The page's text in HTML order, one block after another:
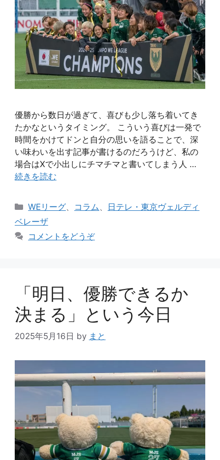
優勝から数日が過ぎて、喜びも少し落ち着いてき
たかなというタイミング。 こういう喜びは一発で
時間をかけてドンと自分の思いを語ることで、深
い味わいを出す記事が書けるのだろうけど、私の
場合はXで小出しにチマチマと書いてしまう人 …
続きを読む
カ
リ
WEリーグ、 コラム、
日テレ・東京ヴェルディ
ベレーザ
コメントをどうぞ
「明日、優勝できるか
決まる」という今日
2025年5月16日 by まと